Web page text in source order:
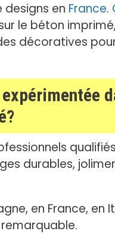
en France.
le béton
décoratives
durables,
en France, en